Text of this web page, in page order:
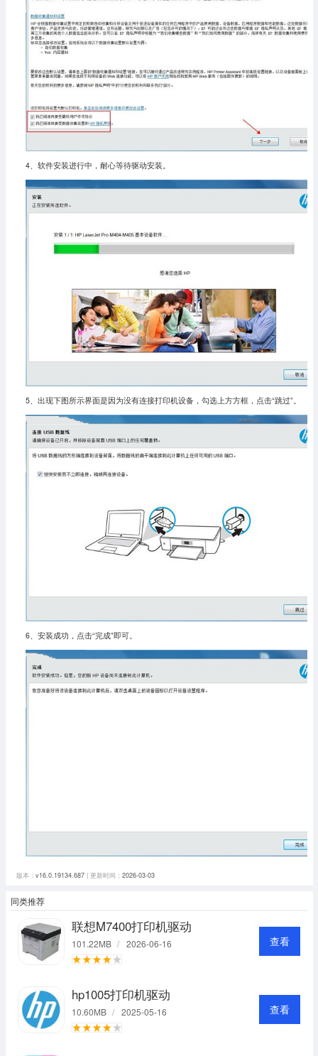
4、软件安装进行中，耐心等待驱动安装。
5、出现下图所示界面是因为没有连接打印机设备，勾选上方方框，点击“跳过”。
6、安装成功，点击“完成”即可。
版本： v16.0.19134.687| 更新时间： 2026-03-03
同类推荐
联想M7400打印机驱动
101.22MB / 2026-06-16 查看
hp1005打印机驱动
10.60MB / 2025-05-16 查看